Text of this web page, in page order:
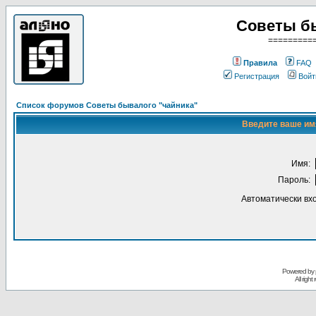
Советы
Правила
FAQ
Регистрация
Список форумов Советы бывалого "чайника"
Введите ваше
Имя:
Пароль:
Автоматически
Powered
All right